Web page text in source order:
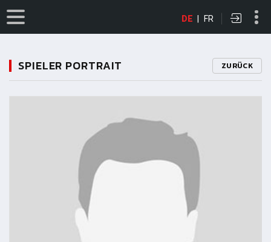
DE | FR
SPIELER PORTRAIT ZURÜCK